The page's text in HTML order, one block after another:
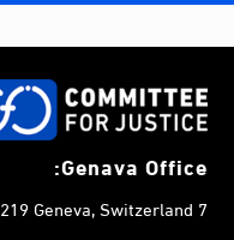
Genava Office:
7 chemin de Balexert, Châtelaine,1219 Geneva, Switzerland.